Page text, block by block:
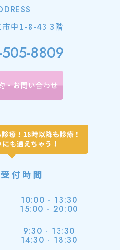
市中1-8-43 3階
8809
付時間
10:00 - 13:30
15:00 - 20:00
9:30 - 13:30
14:30 - 18:30